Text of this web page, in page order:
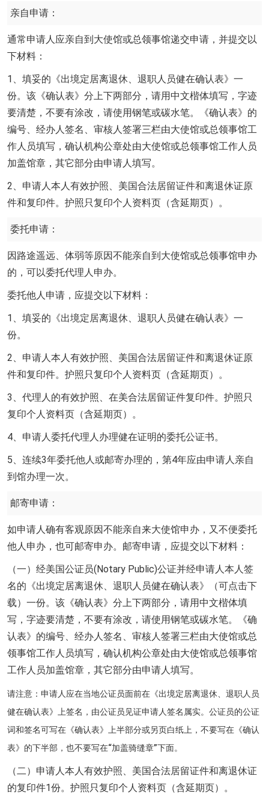
亲自申请：
通常申请人应亲自到大使馆或总领事馆递交申请，并提交以
下材料：
1、填妥的《出境定居离退休、退职人员健在确认表》一
份。该《确认表》分上下两部分，请用中文楷体填写，字迹
要清楚，不要有涂改，请使用钢笔或碳水笔。《确认表》的
编号、经办人签名、审核人签署三栏由大使馆或总领事馆工
作人员填写，确认机构公章处由大使馆或总领事馆工作人员
加盖馆章，其它部分由申请人填写。
2、申请人本人有效护照、美国合法居留证件和离退休证原
件和复印件。护照只复印个人资料页（含延期页）。
委托申请：
因路途遥远、体弱等原因不能亲自到大使馆或总领事馆申办
的，可以委托代理人申办。
委托他人申请，应提交以下材料：
1、填妥的《出境定居离退休、退职人员健在确认表》一
份。
2、申请人本人有效护照、美国合法居留证件和离退休证原
件和复印件。护照只复印个人资料页（含延期页）。
3、代理人的有效护照、在美合法居留证件复印件。护照只
复印个人资料页（含延期页）。
4、申请人委托代理人办理健在证明的委托公证书。
5、连续3年委托他人或邮寄办理的，第4年应由申请人亲自
到馆办理一次。
邮寄申请：
如申请人确有客观原因不能亲自来大使馆申办，又不便委托
他人申办，也可邮寄申办。邮寄申请，应提交以下材料：
（一）经美国公证员(Notary Public)公证并经申请人本人签
名的《出境定居离退休、退职人员健在确认表》（可点击下
载）一份。该《确认表》分上下两部分，请用中文楷体填
写，字迹要清楚，不要有涂改，请使用钢笔或碳水笔。《确
认表》的编号、经办人签名、审核人签署三栏由大使馆或总
领事馆工作人员填写，确认机构公章处由大使馆或总领事馆
工作人员加盖馆章，其它部分由申请人填写。
请注意：申请人应在当地公证员面前在《出境定居离退休、退职人员
健在确认表》上签名，由公证员见证申请人签名属实。公证员的公证
词和签名可写在《确认表》上半部分或另页白纸上，不要写在《确认
表》的下半部，也不要写在“加盖骑缝章”下面。
（二）申请人本人有效护照、美国合法居留证件和离退休证
的复印件1份。护照只复印个人资料页（含延期页）。